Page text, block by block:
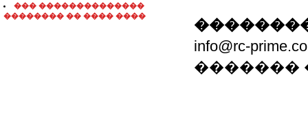
��� ��������������
�������� �� ���� ����
info@rc-
�������